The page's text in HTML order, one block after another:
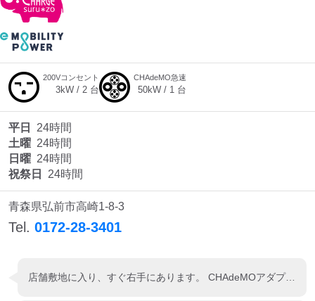
200Vコンセント
3kW / 2 台
CHAdeMO急速
50kW / 1 台
平日
24時間
土曜 24時間
日曜 24時間
祝祭日
24時間
青森県弘前市高崎1-8-3
Tel. 0172-28-3401
店舗敷地に入り、すぐ右手にあります。 CHAdeMOアダプターで42kWで入りました。